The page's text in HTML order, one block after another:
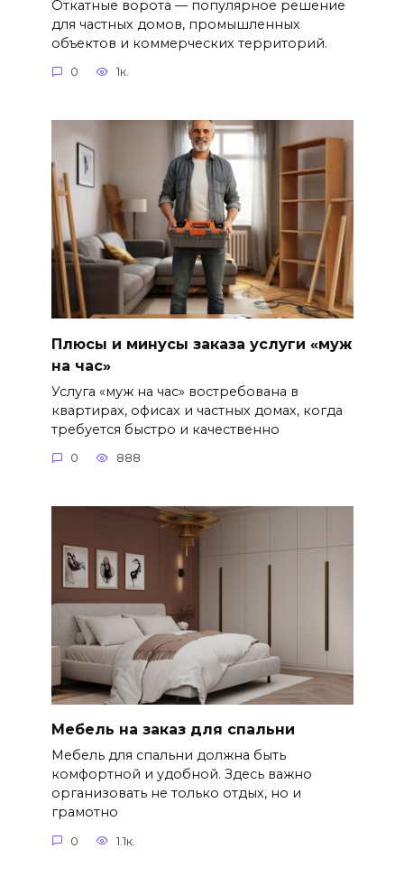
Откатные ворота — популярное решение
для частных домов, промышленных
объектов и коммерческих территорий.
0 1к.
Плюсы и минусы заказа услуги «муж
на час»
Услуга «муж на час» востребована в
квартирах, офисах и частных домах, когда
требуется быстро и качественно
0 888
Мебель на заказ для спальни
Мебель для спальни должна быть
комфортной и удобной. Здесь важно
организовать не только отдых, но и
грамотно
0 1.1к.